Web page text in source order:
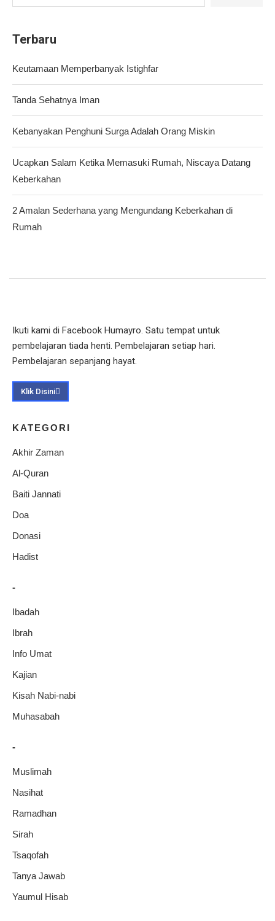
Terbaru
Keutamaan Memperbanyak Istighfar
Tanda Sehatnya Iman
Kebanyakan Penghuni Surga Adalah Orang Miskin
Ucapkan Salam Ketika Memasuki Rumah, Niscaya Datang
Keberkahan
2 Amalan Sederhana yang Mengundang Keberkahan di
Rumah
Ikuti kami di Facebook Humayro. Satu tempat untuk
pembelajaran tiada henti. Pembelajaran setiap hari.
Pembelajaran sepanjang hayat.
Klik Disini
KATEGORI
Akhir Zaman
Al-Quran
Baiti Jannati
Doa
Donasi
Hadist
-
Ibadah
Ibrah
Info Umat
Kajian
Kisah Nabi-nabi
Muhasabah
-
Muslimah
Nasihat
Ramadhan
Sirah
Tsaqofah
Tanya Jawab
Yaumul Hisab